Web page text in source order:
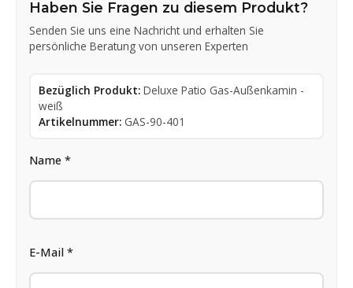
Haben Sie Fragen zu diesem Produkt?
Senden Sie uns eine Nachricht und erhalten Sie
persönliche Beratung von unseren Experten
Bezüglich Produkt: Deluxe Patio Gas-Außenkamin -
weiß
Artikelnummer: GAS-90-401
Name *
E-Mail *